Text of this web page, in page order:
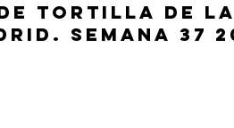
tortilla de la
Semana 37